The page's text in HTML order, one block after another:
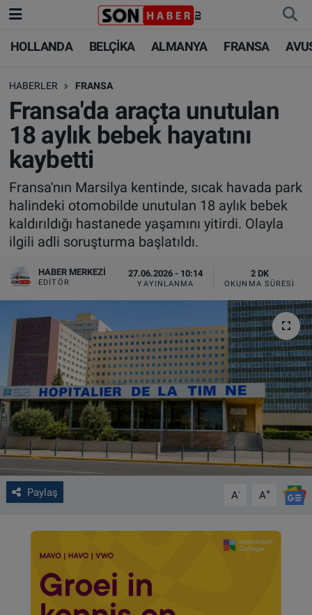
HOLLANDA BELÇİKA ALMANYA FRANSA
HABERLER FRANSA
Fransa'da araçta unutulan
18 aylık bebek hayatını
kaybetti
Fransa'nın Marsilya kentinde, sıcak havada park
halindeki otomobilde unutulan 18 aylık bebek
kaldırıldığı hastanede yaşamını yitirdi. Olayla
ilgili adli soruşturma başlatıldı.
HABER MERKEZI
EDITÖR
27.06.2026 - 10:14
YAYINLANMA
2 DK
OKUNMA SÜRESI
Paylaş A- A+
HOLLANDA
BELÇİKA
ALMANYA
FRANSA
AVUSTURYA
SAĞLIK - YAŞAM
BİLİM-TEKNOLOJİ
HOLLANDA
BELÇİKA
ALMANYA
TÜRKİYE
DÜNYA
BİLİM-TEKNOLOJİ
SAĞLIK
FOTO GALERİ
VIDEO GALERİ
ALGEMENE VOORWAARDEN
CONTACT
Çerez Politikası
Nöbetçi Eczaneler
Hava Durumu
Trafik Durumu
Süper Lig Puan Durumu ve Fikstür
Tüm Manşetler
Son Dakika Haberleri
Haber Arşivi